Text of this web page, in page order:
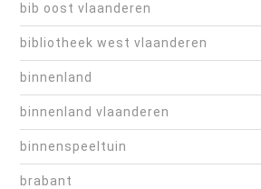
bib oost vlaanderen
bibliotheek west vlaanderen
binnenland
binnenland vlaanderen
binnenspeeltuin
brabant